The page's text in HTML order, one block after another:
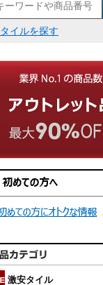
タイルを探す
激安タイル